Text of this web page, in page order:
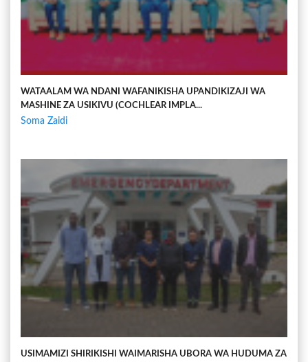
WATAALAM WA NDANI WAFANIKISHA UPANDIKIZAJI WA
MASHINE ZA USIKIVU (COCHLEAR IMPLA...
Soma Zaidi
USIMAMIZI SHIRIKISHI WAIMARISHA UBORA WA HUDUMA ZA